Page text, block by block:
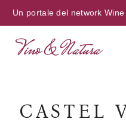
Un portale del network
CASTEL